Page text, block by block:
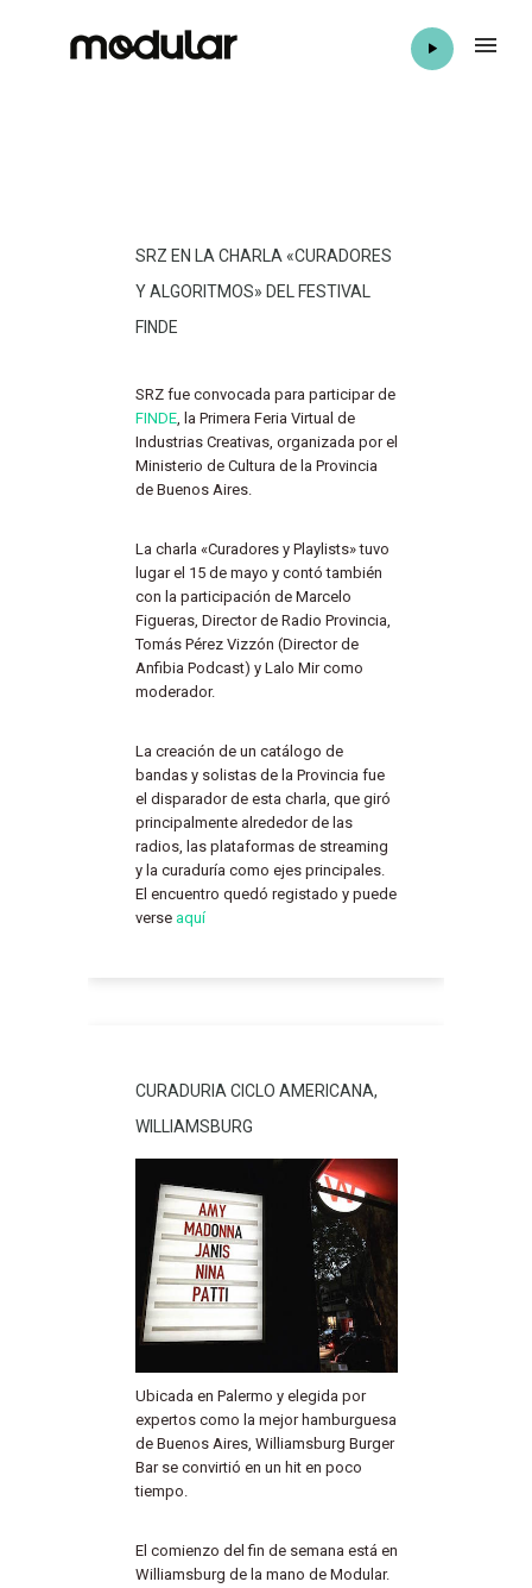
SRZ EN LA CHARLA «CURADORES
Y ALGORITMOS» DEL FESTIVAL
FINDE
SRZ fue convocada para participar de
FINDE, la Primera Feria Virtual de
Industrias Creativas, organizada por el
Ministerio de Cultura de la Provincia
de Buenos Aires.
La charla «Curadores y Playlists» tuvo
lugar el 15 de mayo y contó también
con la participación de Marcelo
Figueras, Director de Radio Provincia,
Tomás Pérez Vizzón (Director de
Anfibia Podcast) y Lalo Mir como
moderador.
La creación de un catálogo de
bandas y solistas de la Provincia fue
el disparador de esta charla, que giró
principalmente alrededor de las
radios, las plataformas de streaming
y la curaduría como ejes principales.
El encuentro quedó registado y puede
verse aquí
CURADURIA CICLO AMERICANA,
WILLIAMSBURG
Ubicada en Palermo y elegida por
expertos como la mejor hamburguesa
de Buenos Aires, Williamsburg Burger
Bar se convirtió en un hit en poco
tiempo.
El comienzo del fin de semana está en
Williamsburg de la mano de Modular.